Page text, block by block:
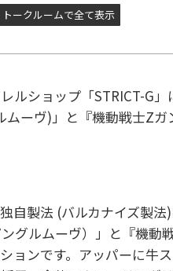
トークルームで全て表示
ルショップ「STRICT-G
ムーヴ)」と『機動戦士Z
自製法 (バルカナイズ製
グルムーヴ）」と『機動
ョンです。アッパーに牛